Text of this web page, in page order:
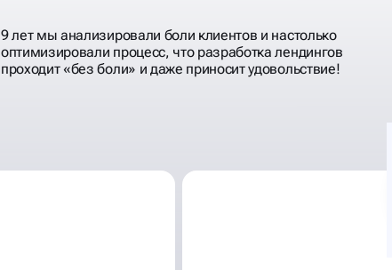
9 лет мы анализировали боли клиентов и настолько
оптимизировали процесс, что разработка лендингов
проходит «без боли» и даже приносит удовольствие!